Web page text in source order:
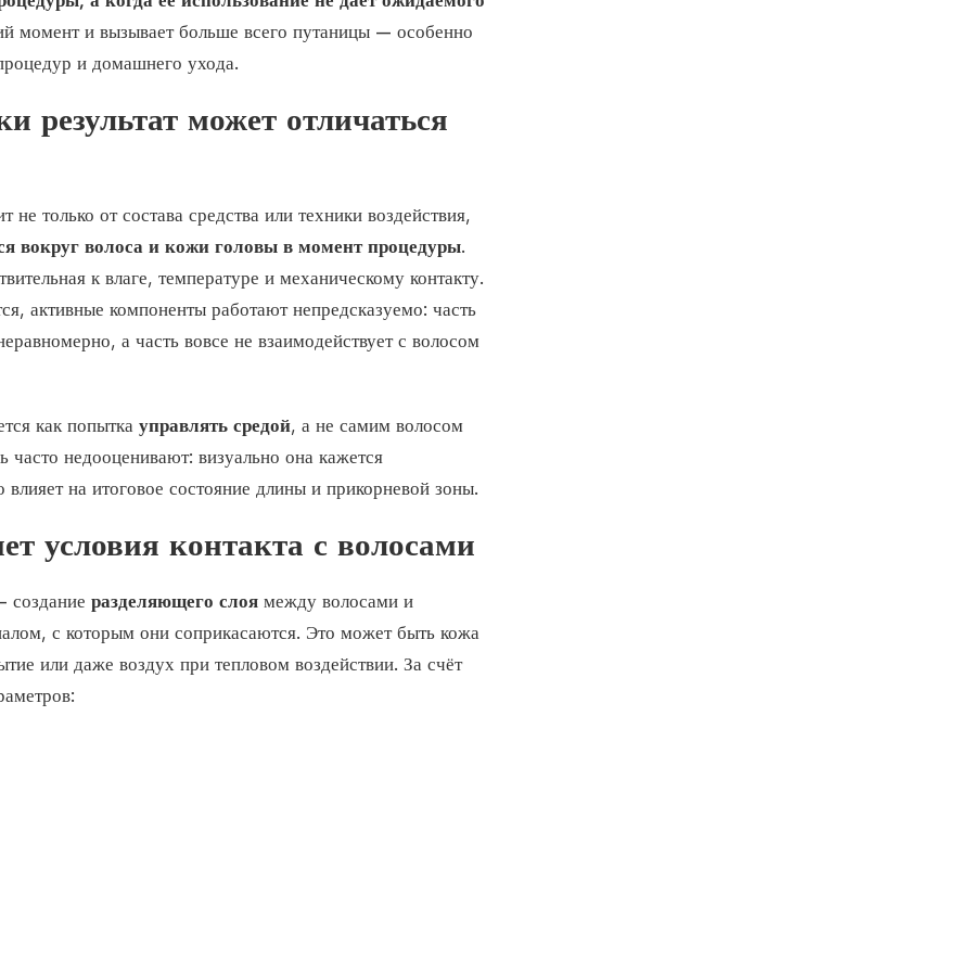
момент и вызывает больше всего путаницы — особенно
и домашнего ухода.
результат может отличаться
не только от состава средства или техники воздействия,
вокруг волоса и кожи головы в момент процедуры.
к влаге, температуре и механическому контакту.
активные компоненты работают непредсказуемо: часть
а часть вовсе не взаимодействует с волосом
как попытка управлять средой, а не самим волосом
недооценивают: визуально она кажется
на итоговое состояние длины и прикорневой зоны.
условия контакта с волосами
создание разделяющего слоя между волосами и
с которым они соприкасаются. Это может быть кожа
или даже воздух при тепловом воздействии. За счёт